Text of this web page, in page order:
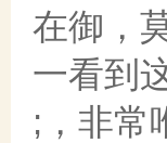
在御，
一看到
;，非常